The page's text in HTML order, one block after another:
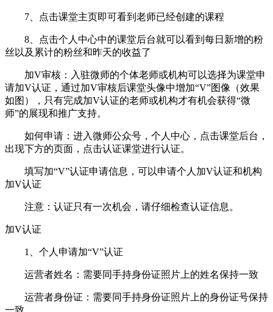
7、点击课堂主页即可看到老师已经创建的课程
8、点击个人中心中的课堂后台就可以看到每日新增的粉
丝以及累计的粉丝和昨天的收益了
加V审核：入驻微师的个体老师或机构可以选择为课堂申
请加V认证，通过加V审核后课堂头像中增加“V”图像（效果
如图），只有完成加V认证的老师或机构才有机会获得“微
师”的展现和推广支持。
如何申请：进入微师公众号，个人中心，点击课堂后台，
出现下方的页面，点击认证课堂进行认证。
填写加“V”认证申请信息，可以申请个人加V认证和机构
加V认证
注意：认证只有一次机会，请仔细检查认证信息。
加V认证
1、个人申请加“V”认证
运营者姓名：需要同手持身份证照片上的姓名保持一致
运营者身份证：需要同手持身份证照片上的身份证号保持
一致